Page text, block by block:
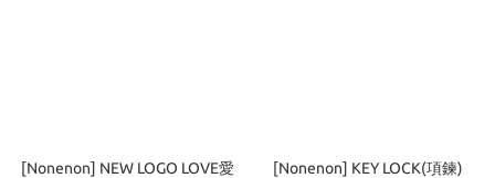
[Nonenon] NEW LOGO LOVE愛
[Nonenon] KEY LOCK(項鍊)